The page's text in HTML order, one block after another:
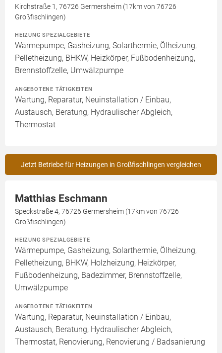
Kirchstraße 1, 76726 Germersheim (17km von 76726
Großfischlingen)
HEIZUNG SPEZIALGEBIETE
Wärmepumpe, Gasheizung, Solarthermie, Ölheizung,
Pelletheizung, BHKW, Heizkörper, Fußbodenheizung,
Brennstoffzelle, Umwälzpumpe
ANGEBOTENE TÄTIGKEITEN
Wartung, Reparatur, Neuinstallation / Einbau,
Austausch, Beratung, Hydraulischer Abgleich,
Thermostat
Jetzt Betriebe für Heizungen in Großfischlingen vergleichen
Matthias Eschmann
Speckstraße 4, 76726 Germersheim (17km von 76726
Großfischlingen)
HEIZUNG SPEZIALGEBIETE
Wärmepumpe, Gasheizung, Solarthermie, Ölheizung,
Pelletheizung, BHKW, Holzheizung, Heizkörper,
Fußbodenheizung, Badezimmer, Brennstoffzelle,
Umwälzpumpe
ANGEBOTENE TÄTIGKEITEN
Wartung, Reparatur, Neuinstallation / Einbau,
Austausch, Beratung, Hydraulischer Abgleich,
Thermostat, Renovierung, Renovierung / Badsanierung